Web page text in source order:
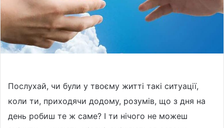
n
X
m
a
i
l
Послухай, чи були у твоєму житті такі ситуації,
коли ти, приходячи додому, розумів, що з дня на
день робиш те ж саме? І ти нічого не можеш